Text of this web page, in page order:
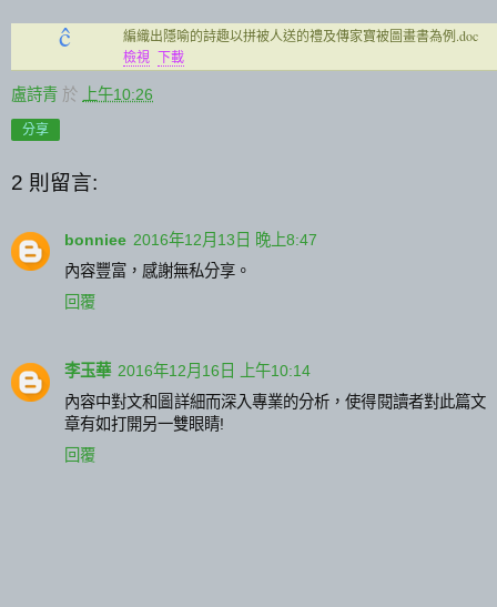
ĉ
編織出隱喻的詩趣以拼被人送的禮及傳家寶被圖畫書為例.doc
檢視 下載
盧詩青 於 上午10:26
分享
2 則留言:
bonniee 2016年12月13日 晚上8:47
內容豐富，感謝無私分享。
回覆
李玉華 2016年12月16日 上午10:14
內容中對文和圖詳細而深入專業的分析，使得閱讀者對此篇文
章有如打開另一雙眼睛!
回覆